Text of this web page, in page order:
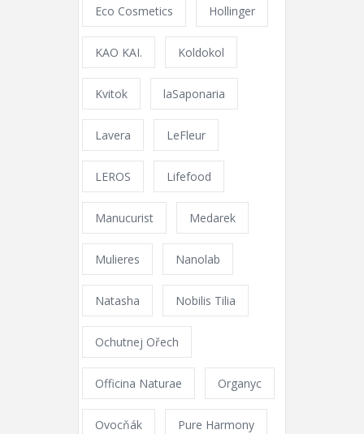
Eco Cosmetics Hollinger
KAO KAI. Koldokol
Kvitok laSaponaria
Lavera LeFleur
LEROS Lifefood
Manucurist Medarek
Mulieres Nanolab
Natasha Nobilis Tilia
Ochutnej Ořech
Officina Naturae Organyc
Ovocňák Pure Harmony